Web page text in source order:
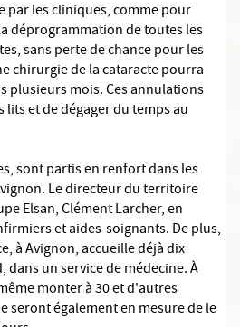
par les cliniques, comme pour
déprogrammation de toutes les
sans perte de chance pour les
chirurgie de la cataracte pourra
plusieurs mois. Ces annulations
et de dégager du temps au
sont partis en renfort dans les
Le directeur du territoire
Elsan, Clément Larcher, en
et aides-soignants. De plus,
à Avignon, accueille déjà dix
un service de médecine. À
monter à 30 et d'autres
seront également en mesure de le